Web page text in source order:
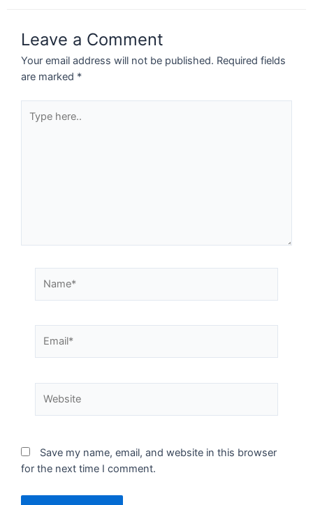
Leave a Comment
Your email address will not be published. Required fields
are marked *
Save my name, email, and website in this browser
for the next time I comment.